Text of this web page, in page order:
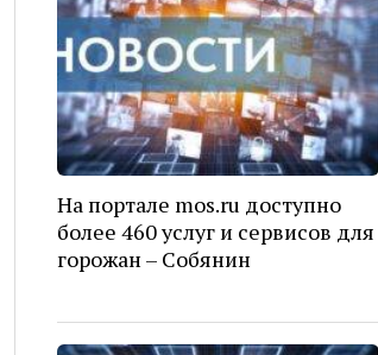
На портале mos.ru доступно
более 460 услуг и сервисов для
горожан – Собянин